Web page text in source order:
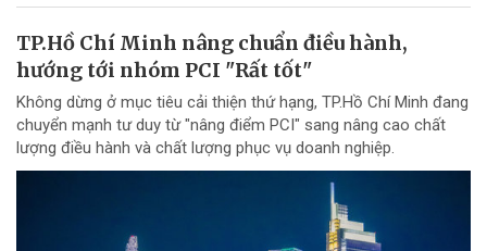
TP.Hồ Chí Minh nâng chuẩn điều hành,
hướng tới nhóm PCI "Rất tốt"
Không dừng ở mục tiêu cải thiện thứ hạng, TP.Hồ Chí Minh đang
chuyển mạnh tư duy từ "nâng điểm PCI" sang nâng cao chất
lượng điều hành và chất lượng phục vụ doanh nghiệp.